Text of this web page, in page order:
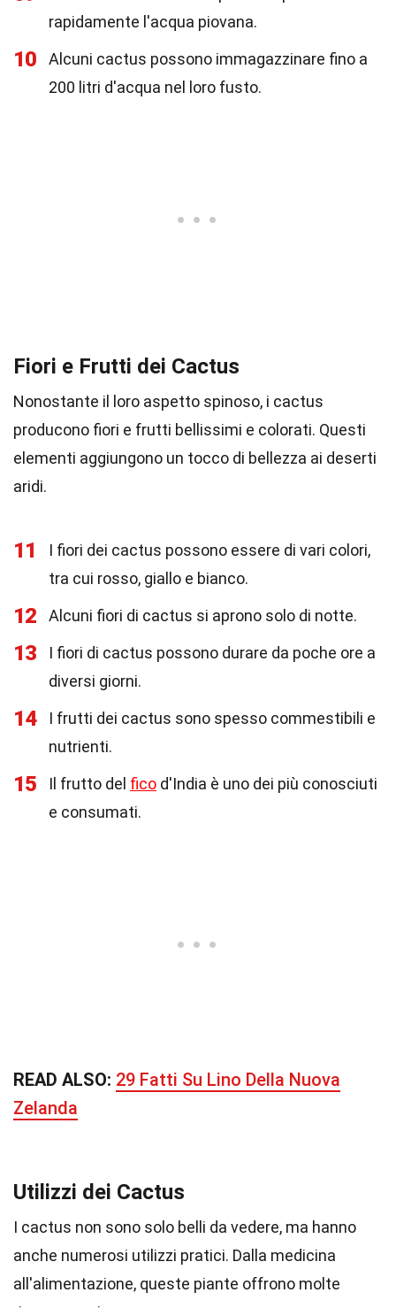
rapidamente l'acqua piovana.
10
Alcuni cactus possono immagazzinare fino a
200 litri d'acqua nel loro fusto.
Fiori e Frutti dei Cactus
Nonostante il loro aspetto spinoso, i cactus
producono fiori e frutti bellissimi e colorati. Questi
elementi aggiungono un tocco di bellezza ai deserti
aridi.
11
I fiori dei cactus possono essere di vari colori,
tra cui rosso, giallo e bianco.
12 Alcuni fiori di cactus si aprono solo di notte.
13
I fiori di cactus possono durare da poche ore a
diversi giorni.
14
I frutti dei cactus sono spesso commestibili e
nutrienti.
15 Il frutto del fico d'India è uno dei più conosciuti
e consumati.
READ ALSO: 29 Fatti Su Lino Della Nuova
Zelanda
Utilizzi dei Cactus
I cactus non sono solo belli da vedere, ma hanno
anche numerosi utilizzi pratici. Dalla medicina
all'alimentazione, queste piante offrono molte